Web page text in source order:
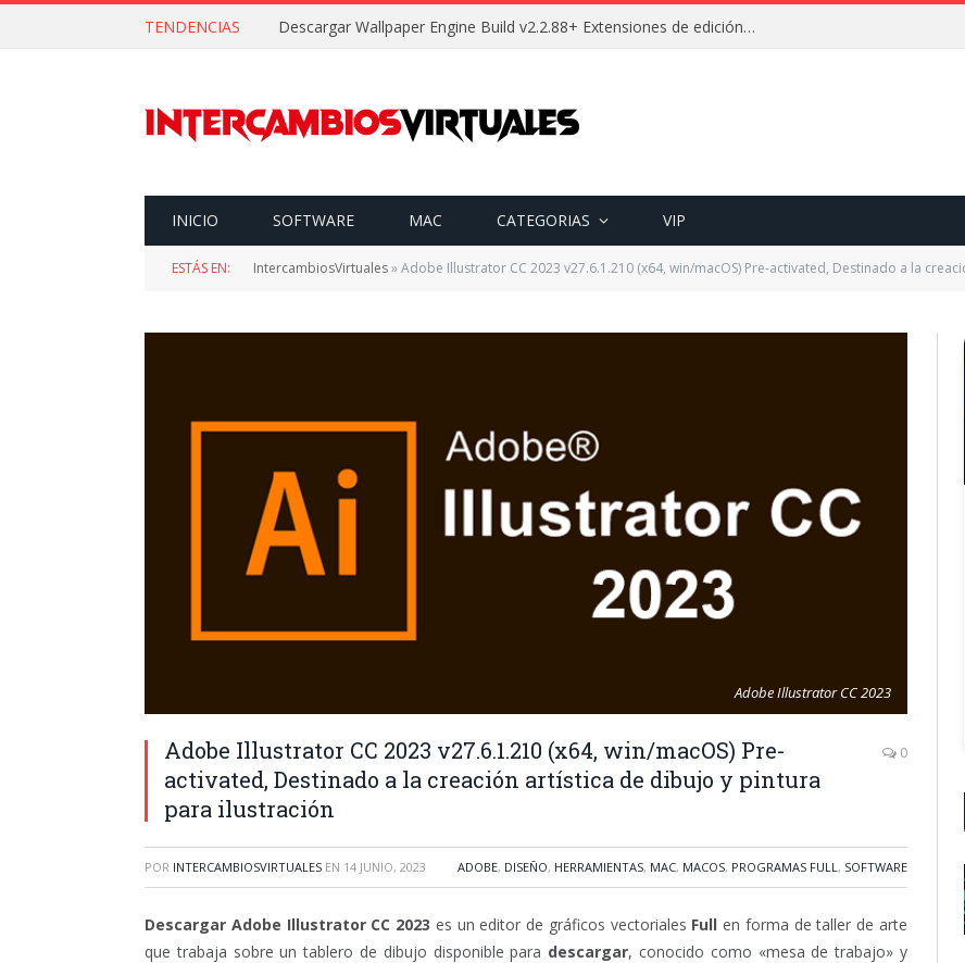
TENDENCIAS Descargar Wallpaper Engine Build v2.2.88+ Extensiones de edición Full (Español) [Mega]
INICIO SOFTWARE MAC CATEGORIAS VIP
ESTÁS EN: IntercambiosVirtuales»Adobe Illustrator CC 2023 v27.6.1.210 (x64, win/macOS) Pre-activated, Destinado a la
Adobe Illustrator CC 2023
Adobe Illustrator CC 2023 v27.6.1.210 (x64, win/macOS) Pre-
activated, Destinado a la creación artística de dibujo y pintura
para ilustración
0
POR INTERCAMBIOSVIRTUALES EN 14 JUNIO, 2023 ADOBE, DISEÑO, HERRAMIENTAS, MAC, MACOS, PROGRAMAS FULL, SOFTWARE
Descargar Adobe Illustrator CC 2023 es un editor de gráficos vectoriales Full en forma de taller de arte
que trabaja sobre un tablero de dibujo disponible para descargar, conocido como «mesa de trabajo» y